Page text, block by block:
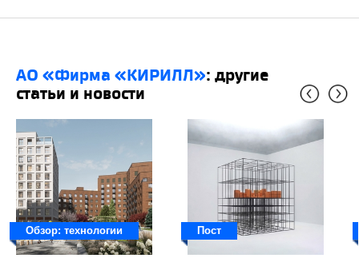
АО «Фирма «КИРИЛЛ»: другие
статьи и новости
Обзор: технологии Пост